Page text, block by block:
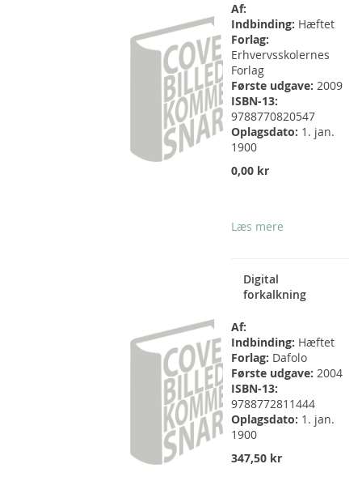
Af:
Indbinding: Hæftet
Forlag:
Erhvervsskolernes
Forlag
Første udgave: 2009
ISBN-13:
9788770820547
Oplagsdato: 1. jan.
1900
0,00 kr
Læs mere
Digital
forkalkning
Af:
Indbinding: Hæftet
Forlag: Dafolo
Første udgave: 2004
ISBN-13:
9788772811444
Oplagsdato: 1. jan.
1900
347,50 kr